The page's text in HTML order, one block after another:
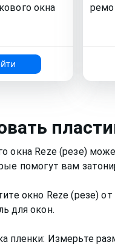
окна
окна Reze (резе)
помогут вам
окно Reze (резе)
для окон.
пленки: Измерьте